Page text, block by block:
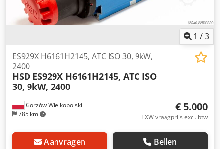
1 /3
Gorzów Wielkopolski
785 km
ES929X H6161H2145, ATC ISO 30, 9kW,
2400
HSD ES929X H6161H2145, ATC ISO
30, 9kW, 2400
€ 5.000
EXW vraagprijs excl. btw
Aanvragen Bellen